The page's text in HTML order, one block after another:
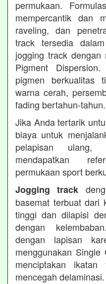
permukaan.
mempercantik dan
raveling, dan
track tersedia
jogging track dengan
Pigment
pigmen berkualitas
warna cerah,
fading bertahun-tahun.
Jika Anda tertarik
biaya untuk
pelapisan ulang,
mendapatkan
permukaan sport
Jogging track
basemat terbuat dari
tinggi dan dilapisi
dengan
dengan lapisan
menggunakan
menciptakan
mencegah delaminasi.